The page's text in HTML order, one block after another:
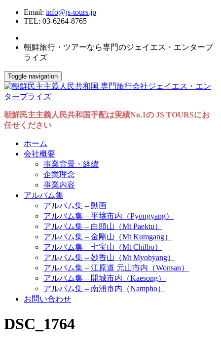
Email: info@js-tours.jp
TEL: 03-6264-8765
朝鮮旅行・ツアーなら専門のジェイエス・エンタープ
ライズ
Toggle navigation
朝鮮民主主義人民共和国手配は実績No.1の JS TOURSにお
任せください
ホーム
会社概要
事業背景・経緯
企業理念
事業内容
アルバム集
アルバム集 – 動画
アルバム集 – 平壌市内（Pyongyang）
アルバム集 – 白頭山（Mt Paektu）
アルバム集 – 金剛山（Mt Kumgang）
アルバム集 – 七宝山（Mt Chilbo）
アルバム集 – 妙香山（Mt Myohyang）
アルバム集 – 江原道 元山市内（Wonsan）
アルバム集 – 開城市内（Kaesong）
アルバム集 – 南浦市内（Nampho）
お問い合わせ
DSC_1764